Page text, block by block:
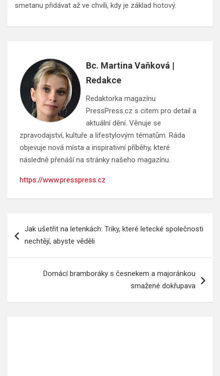
smetanu přidávat až ve chvíli, kdy je základ hotový.
Bc. Martina Vaňková |
Redakce
Redaktorka magazínu
PressPress.cz s citem pro detail a
aktuální dění. Věnuje se
zpravodajství, kultuře a lifestylovým tématům. Ráda
objevuje nová místa a inspirativní příběhy, které
následně přenáší na stránky našeho magazínu.
https://www.presspress.cz
proJak ušetřit na letenkách: Triky, které letecké společnosti
nechtějí, abyste věděli
Domácí bramboráky s česnekem a majoránkou
smažené dokřupava